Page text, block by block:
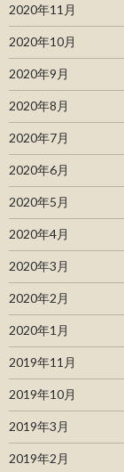
2020年11月
2020年10月
2020年9月
2020年8月
2020年7月
2020年6月
2020年5月
2020年4月
2020年3月
2020年2月
2020年1月
2019年11月
2019年10月
2019年3月
2019年2月